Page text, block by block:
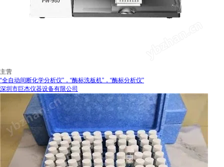
主营
“全自动间断化学分析仪”，“酶标洗板机”，“酶标分析仪”
深圳市巨杰仪器设备有限公司